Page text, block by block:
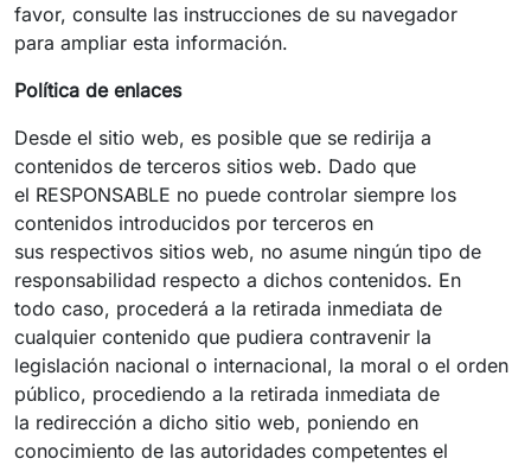
favor, consulte las instrucciones de su navegador
para ampliar esta información.
Política de enlaces
Desde el sitio web, es posible que se redirija a
contenidos de terceros sitios web. Dado que
el RESPONSABLE no puede controlar siempre los
contenidos introducidos por terceros en
sus respectivos sitios web, no asume ningún tipo de
responsabilidad respecto a dichos contenidos. En
todo caso, procederá a la retirada inmediata de
cualquier contenido que pudiera contravenir la
legislación nacional o internacional, la moral o el orden
público, procediendo a la retirada inmediata de
la redirección a dicho sitio web, poniendo en
conocimiento de las autoridades competentes el